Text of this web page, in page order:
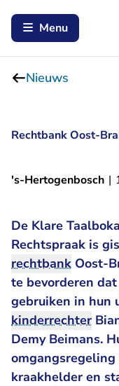
Menu
Nieuws
Rechtbank Oost-
's-Hertogenbosch |
De Klare
Rechtspraak is
rechtbank Oost-
te bevorderen
gebruiken in hun
kinderrechter
Demy Beimans.
kraakhelder en